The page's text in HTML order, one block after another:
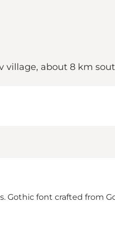
village, about 8 km
font crafted from